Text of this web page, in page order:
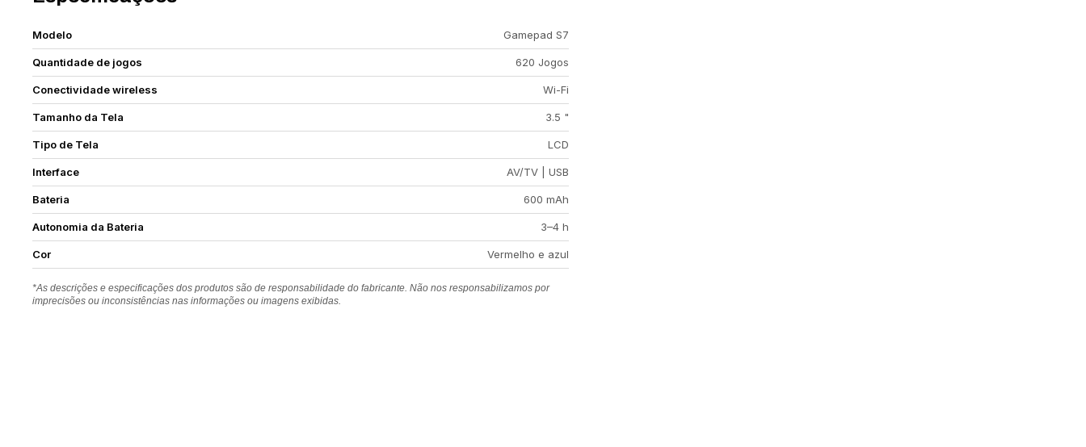
Modelo Gamepad S7
Quantidade de jogos 620 Jogos
Conectividade wireless Wi-Fi
Tamanho da Tela 3.5 "
Tipo de Tela LCD
Interface AV/TV | USB
Bateria 600 mAh
Autonomia da Bateria 3–4 h
Cor Vermelho e azul
*As descrições e especificações dos produtos são de responsabilidade do fabricante. Não nos responsabilizamos por
imprecisões ou inconsistências nas informações ou imagens exibidas.